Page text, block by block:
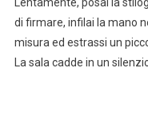
di firmare, infilai la mano
misura ed estrassi un
La sala cadde in un